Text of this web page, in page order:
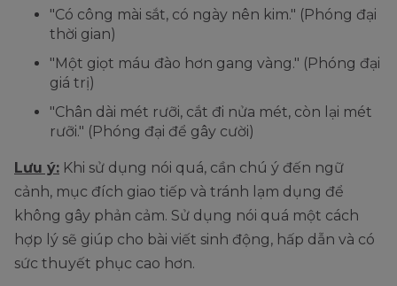
"Có công mài sắt, có ngày nên kim." (Phóng đại
thời gian)
"Một giọt máu đào hơn gang vàng." (Phóng đại
giá trị)
"Chân dài mét rưỡi, cắt đi nửa mét, còn lại mét
rưỡi." (Phóng đại để gây cười)
Lưu ý: Khi sử dụng nói quá, cần chú ý đến ngữ
cảnh, mục đích giao tiếp và tránh lạm dụng để
không gây phản cảm. Sử dụng nói quá một cách
hợp lý sẽ giúp cho bài viết sinh động, hấp dẫn và có
sức thuyết phục cao hơn.